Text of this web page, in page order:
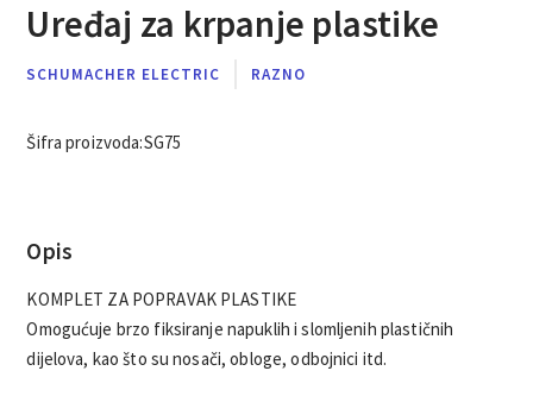
Uređaj za krpanje plastike
SCHUMACHER ELECTRIC RAZNO
Šifra proizvoda:SG75
Opis
KOMPLET ZA POPRAVAK PLASTIKE
Omogućuje brzo fiksiranje napuklih i slomljenih plastičnih
dijelova, kao što su nosači, obloge, odbojnici itd.